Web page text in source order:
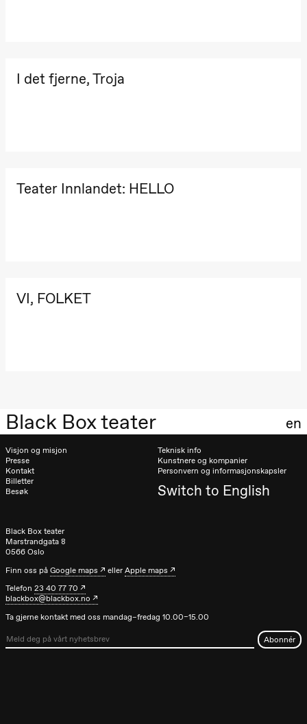
Black Box teater en
I det fjerne, Troja
Teater Innlandet: HELLO
VI, FOLKET
Visjon og misjon
Presse
Kontakt
Billetter
Besøk
Teknisk info
Kunstnere og kompanier
Personvern og informasjonskapsler
Switch to English
Black Box teater
Marstrandgata 8
0566 Oslo
Finn oss påGoogle maps ellerApple maps
Telefon23 40 77 70
blackbox@blackbox.no
Ta gjerne kontakt med oss mandag–fredag 10.00–15.00